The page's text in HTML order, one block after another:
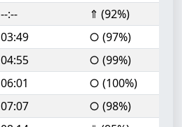
--:--
⇑ (92%)
03:49
○ (97%)
04:55
○ (99%)
06:01
○ (100%)
07:07
○ (98%)